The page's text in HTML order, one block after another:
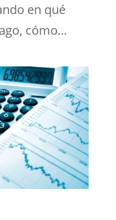
en qué
cómo...